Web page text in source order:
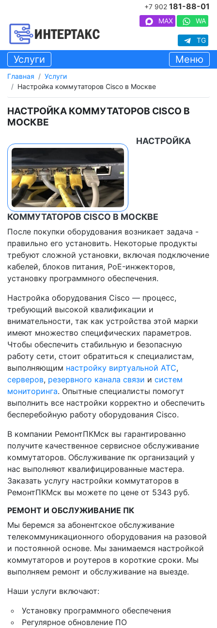
+7 902 181-88-01
MAX WA
TG
Услуги Меню
Главная
Услуги
Настройка коммутаторов Cisco в Москве
НАСТРОЙКА КОММУТАТОРОВ CISCO В
МОСКВЕ
НАСТРОЙКА
КОММУТАТОРОВ CISCO В МОСКВЕ
После покупки оборудования возникает задача -
правильно его установить. Некоторые продукты
требуют сложной установки, включая подключение
кабелей, блоков питания, PoE-инжекторов,
установку программного обеспечения.
Настройка оборудования Cisco — процесс,
требующий высокой квалификации и
внимательности, так как устройства этой марки
имеют множество специфических параметров.
Чтобы обеспечить стабильную и безопасную
работу сети, стоит обратиться к специалистам,
выполняющим настройку виртуальной АТС,
серверов, резервного канала связи и систем
мониторинга. Опытные специалисты помогут
выполнить все настройки корректно и обеспечить
бесперебойную работу оборудования Cisco.
В компании РемонтПКМск вы гарантированно
получите качественное сервисное обслуживание
коммутаторов. Обслуживание пк организаций у
нас выполняют квалифицированные мастера.
Заказать услугу настройки коммутаторов в
РемонтПКМск вы можете по цене от 5343 руб.
РЕМОНТ И ОБСЛУЖИВАНИЕ ПК
Мы беремся за абонентское обслуживание
телекоммуникационного оборудования на разовой
и постоянной основе. Мы занимаемся настройкой
коммутаторов и роутеров в короткие сроки. Мы
выполняем ремонт и обслуживание на выезде.
Наши услуги включают:
Установку программного обеспечения
Регулярное обновление ПО